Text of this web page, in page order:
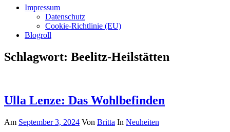
Impressum
Datenschutz
Cookie-Richtlinie (EU)
Blogroll
Schlagwort: Beelitz-Heilstätten
Ulla Lenze: Das Wohlbefinden
Am September 3, 2024 Von Britta In Neuheiten